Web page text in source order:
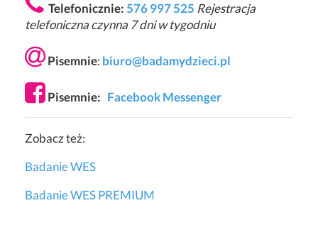
Telefonicznie:576 997 525 Rejestracja
telefoniczna czynna 7 dni w tygodniu
Pisemnie:biuro@badamydzieci.pl
Pisemnie: Facebook Messenger
Zobacz też:
Badanie WES
Badanie WES PREMIUM